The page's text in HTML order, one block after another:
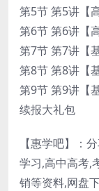
第5节 第5讲【
第6节 第6讲【
第7节 第7讲【
第8节 第8讲【
第9节 第9讲【
续报大礼包
【惠学吧】：
学习,高中高考,
销等资料,网盘